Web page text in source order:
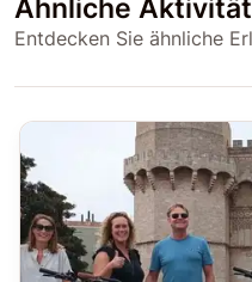
Ähnliche
Entdecken Sie ähnliche